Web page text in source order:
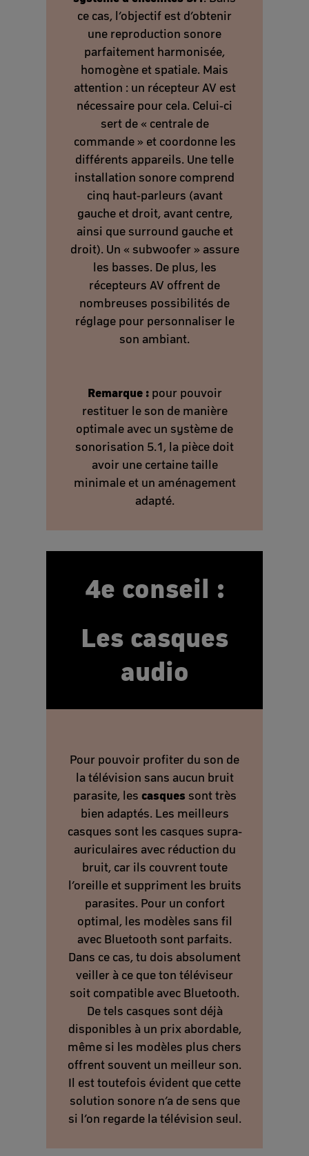
ce cas, l’objectif est d’obtenir
une reproduction sonore
parfaitement harmonisée,
homogène et spatiale. Mais
attention : un récepteur AV est
nécessaire pour cela. Celui-ci
sert de « centrale de
commande » et coordonne les
différents appareils. Une telle
installation sonore comprend
cinq haut-parleurs (avant
gauche et droit, avant centre,
ainsi que surround gauche et
droit). Un « subwoofer » assure
les basses. De plus, les
récepteurs AV offrent de
nombreuses possibilités de
réglage pour personnaliser le
son ambiant.
Remarque :pour pouvoir
restituer le son de manière
optimale avec un système de
sonorisation 5.1, la pièce doit
avoir une certaine taille
minimale et un aménagement
adapté.
4e conseil :
Les casques
audio
Pour pouvoir profiter du son de
la télévision sans aucun bruit
parasite, les casques sont très
bien adaptés. Les meilleurs
casques sont les casques supra-
auriculaires avec réduction du
bruit, car ils couvrent toute
l’oreille et suppriment les bruits
parasites. Pour un confort
optimal, les modèles sans fil
avec Bluetooth sont parfaits.
Dans ce cas, tu dois absolument
veiller à ce que ton téléviseur
soit compatible avec Bluetooth.
De tels casques sont déjà
disponibles à un prix abordable,
même si les modèles plus chers
offrent souvent un meilleur son.
Il est toutefois évident que cette
solution sonore n’a de sens que
si l’on regarde la télévision seul.